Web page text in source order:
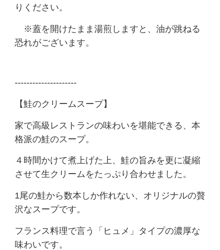
りください。
※蓋を開けたまま湯煎しますと、油が跳ねる
恐れがございます。
---------------------
【鮭のクリームスープ】
家で高級レストランの味わいを堪能できる、本
格派の鮭のスープ。
４時間かけて煮上げた上、鮭の旨みを更に凝縮
させて生クリームをたっぷり合わせました。
1尾の鮭から数本しか作れない、オリジナルの贅
沢なスープです。
フランス料理で言う「ヒュメ」タイプの濃厚な
味わいです。